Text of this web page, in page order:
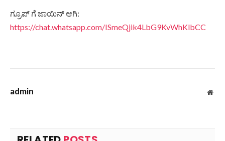
ಗ್ರೂಪ್ ಗೆ ಜಾಯಿನ್ ಆಗಿ:
https://chat.whatsapp.com/ISmeQjik4LbG9KvWhKlbCC
admin